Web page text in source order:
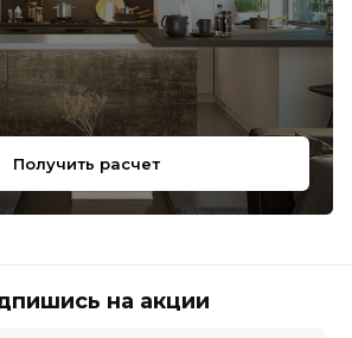
Получить расчет
на акции